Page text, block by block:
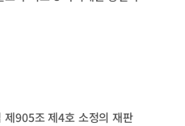
제905조 제4호 소정의 재판